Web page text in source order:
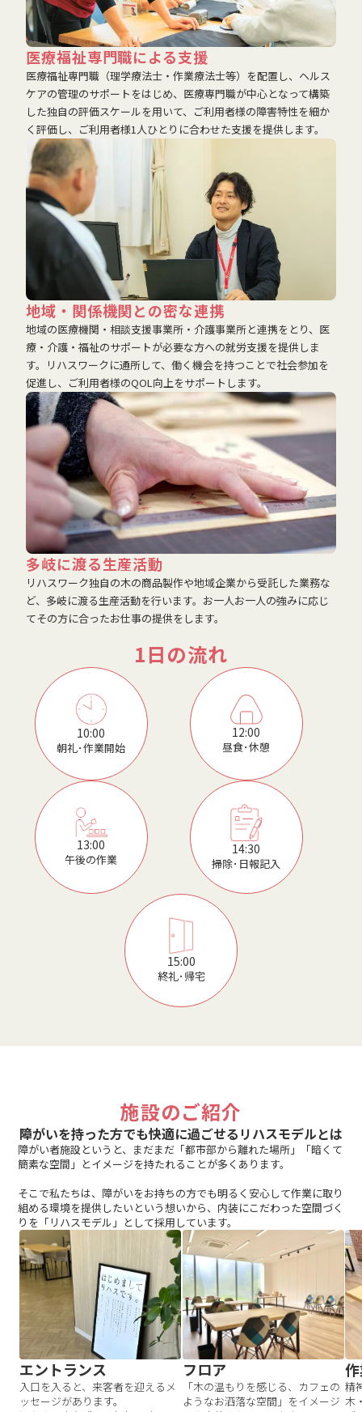
医療福祉専門職による支援
医療福祉専門職（理学療法士・作業療法士等）を配置し、ヘルス
ケアの管理のサポートをはじめ、医療専門職が中心となって構築
した独自の評価スケールを用いて、ご利用者様の障害特性を細か
く評価し、ご利用者様1人ひとりに合わせた支援を提供します。
地域・関係機関との密な連携
地域の医療機関・相談支援事業所・介護事業所と連携をとり、医
療・介護・福祉のサポートが必要な方への就労支援を提供しま
す。リハスワークに通所して、働く機会を持つことで社会参加を
促進し、ご利用者様のQOL向上をサポートします。
多岐に渡る生産活動
リハスワーク独自の木の商品製作や地域企業から受託した業務な
ど、多岐に渡る生産活動を行います。お一人お一人の強みに応じ
てその方に合ったお仕事の提供をします。
1日の流れ
10:00
朝礼･作業開始
12:00
昼食･休憩
13:00
午後の作業
14:30
掃除･日報記入
15:00
終礼･帰宅
施設のご紹介
障がいを持った方でも快適に過ごせるリハスモデルとは
障がい者施設というと、まだまだ「都市部から離れた場所」「暗くて
簡素な空間」とイメージを持たれることが多くあります。
そこで私たちは、障がいをお持ちの方でも明るく安心して作業に取り
組める環境を提供したいという想いから、内装にこだわった空間づく
りを「リハスモデル」として採用しています。
エントランス
入口を入ると、来客者を迎えるメ
ッセージがあります。
フロア
「木の温もりを感じる、カフェの
ようなお洒落な空間」をイメージ
精
木